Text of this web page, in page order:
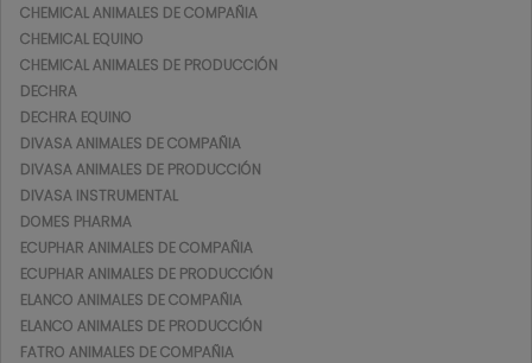
CHEMICAL ANIMALES DE COMPAÑIA
CHEMICAL EQUINO
CHEMICAL ANIMALES DE PRODUCCIÓN
DECHRA
DECHRA EQUINO
DIVASA ANIMALES DE COMPAÑIA
DIVASA ANIMALES DE PRODUCCIÓN
DIVASA INSTRUMENTAL
DOMES PHARMA
ECUPHAR ANIMALES DE COMPAÑIA
ECUPHAR ANIMALES DE PRODUCCIÓN
ELANCO ANIMALES DE COMPAÑIA
ELANCO ANIMALES DE PRODUCCIÓN
FATRO ANIMALES DE COMPAÑIA